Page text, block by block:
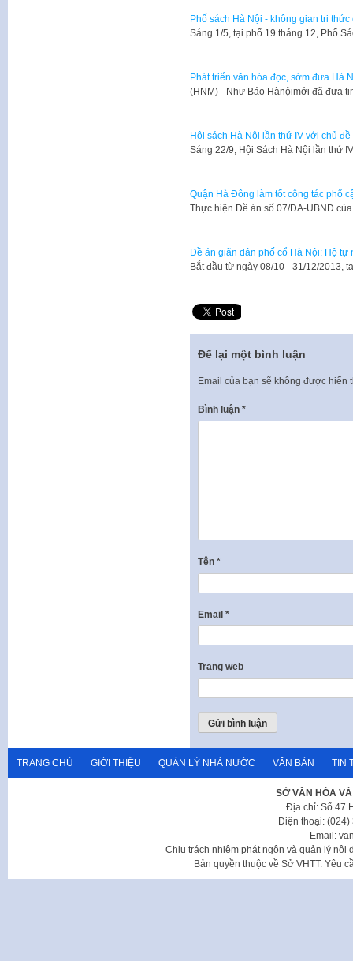
Phố sách Hà Nội - không gian tri thức
Sáng 1/5, tại phố 19 tháng 12, Phố
Phát triển văn hóa đọc, sớm đưa Hà
(HNM) - Như Báo Hànộimới đã đưa
Hội sách Hà Nội lần thứ IV với chủ
Sáng 22/9, Hội Sách Hà Nội lần thứ
Quận Hà Đông làm tốt công tác phổ
Thực hiện Đề án số 07/ĐA-UBND
Đề án giãn dân phố cổ Hà Nội: Hộ
​Bắt đầu từ ngày 08/10 - 31/12/2013,
Để lại một bình luận
Email của bạn sẽ không được hiển
Bình luận *
Tên *
Email *
Trang web
TRANG CHỦ GIỚI THIỆU QUẢN LÝ NHÀ NƯỚC VĂN BẢN TIN
SỞ VĂN HÓA
Địa chỉ: Số 47
Điện thoại: (024)
Email:
Chịu trách nhiệm phát ngôn và quản lý nội
Bản quyền thuộc về Sở VHTT. Yêu